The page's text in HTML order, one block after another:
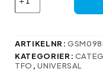
Elephant
för
9-
mängd
ARTIKELNR:
KATEGORIER:
TFO ,UNIVERSAL